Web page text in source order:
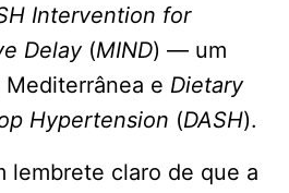
Intervention for
Delay(MIND) — um
e Dietary
Hypertension (DASH).
lembrete claro de que a